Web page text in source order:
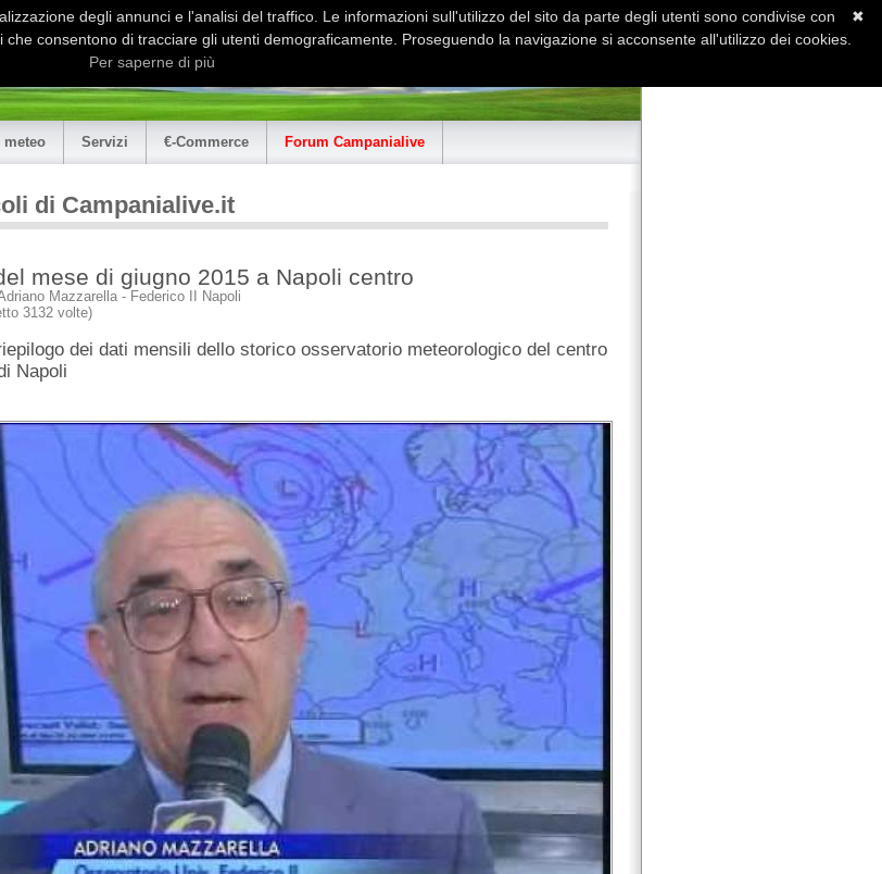
meteo Servizi €-Commerce Forum Campanialive
di Campanialive.it
mese di giugno 2015 a Napoli centro
Mazzarella - Federico II Napoli
3132 volte)
dei dati mensili dello storico osservatorio meteorologico del centro
Napoli
✖
degli annunci e l'analisi del traffico. Le informazioni sull'utilizzo del sito da parte degli utenti sono condivise con
consentono di tracciare gli utenti demograficamente. Proseguendo la navigazione si acconsente all'utilizzo dei cookies.
Per saperne di più